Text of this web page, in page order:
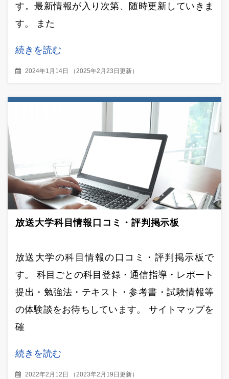
す。最新情報が入り次第、随時更新していきま
す。 また
続きを読む
2024年1月14日 （ 2025年2月23日更新）
放送大学科目情報口コミ・評判掲示板
放送大学の科目情報の口コミ・評判掲示板で
す。 科目ごとの科目登録・通信指導・レポート
提出・勉強法・テキスト・参考書・試験情報等
の体験談をお待ちしています。 サイトマップを
確
続きを読む
2022年2月12日 （2023年2月19日更新）